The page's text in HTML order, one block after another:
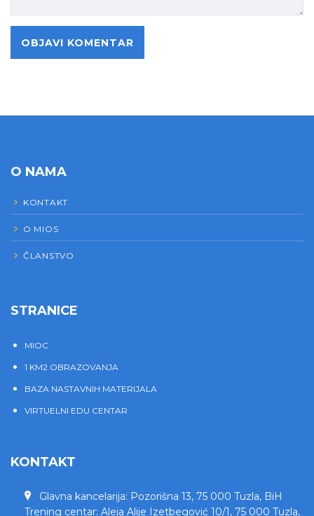
O NAMA
KONTAKT
O MIOS
ČLANSTVO
STRANICE
MIOC
1 KM2 OBRAZOVANJA
BAZA NASTAVNIH MATERIJALA
VIRTUELNI EDU CENTAR
KONTAKT
Glavna kancelarija: Pozorišna 13, 75 000 Tuzla, BiH
Trening centar: Aleja Alije Izetbegović 10/1, 75 000 Tuzla,